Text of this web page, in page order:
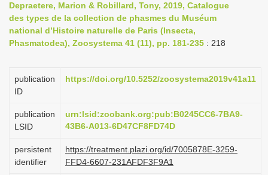
a
v
i
a
i
o
Depraetere, Marion & Robillard, Tony, 2019, Catalogue
des types de la collection de phasmes du Muséum
national d’Histoire naturelle de Paris (Insecta,
Phasmatodea), Zoosystema 41 (11), pp. 181-235 : 218
publication
ID
https://doi.org/10.5252/zoosystema2019v41a11
publication
LSID
urn:lsid:zoobank.org:pub:B0245CC6-7BA9-
43B6-A013-6D47CF8FD74D
persistent
identifier
https://treatment.plazi.org/id/7005878E-3259-
FFD4-6607-231AFDF3F9A1